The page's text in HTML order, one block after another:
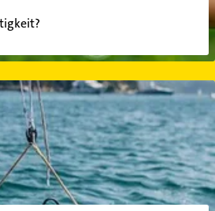
Schwimmen lernten